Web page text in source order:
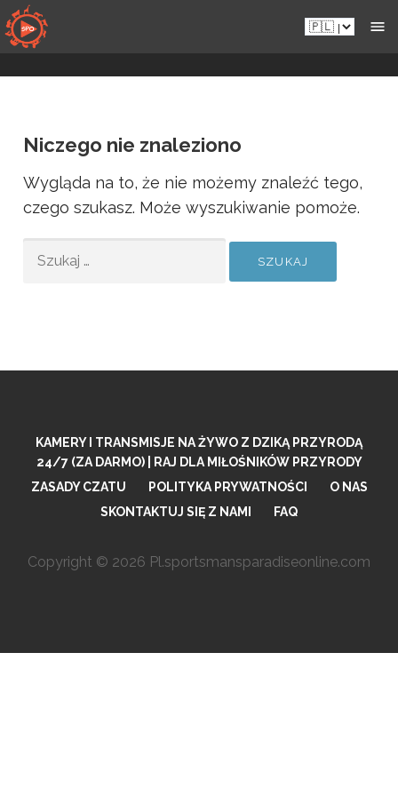
Przejdź
do
zawartości
Pl.sportsmansparadiseonline.com
Niczego nie znaleziono
Wygląda na to, że nie możemy znaleźć tego,
czego szukasz. Może wyszukiwanie pomoże.
KAMERY I TRANSMISJE NA ŻYWO Z DZIKĄ PRZYRODĄ
24/7 (ZA DARMO) | RAJ DLA MIŁOŚNIKÓW PRZYRODY
ZASADY CZATU
POLITYKA PRYWATNOŚCI
O NAS
SKONTAKTUJ SIĘ Z NAMI
FAQ
Copyright © 2026 Pl.sportsmansparadiseonline.com